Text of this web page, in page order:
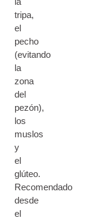
tripa,
el
pecho
(evitando
la
zona
del
pezón),
los
muslos
y
el
glúteo.
Recomendado
desde
el